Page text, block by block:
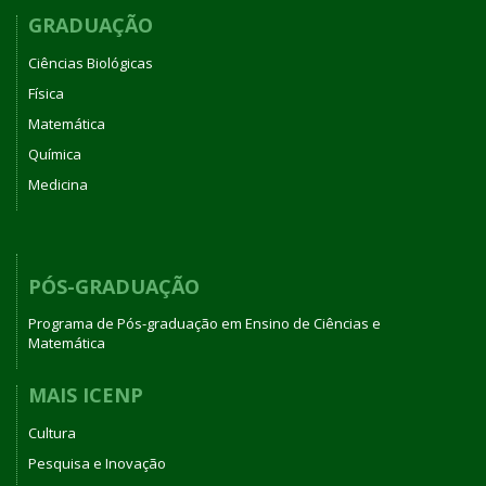
GRADUAÇÃO
Ciências Biológicas
Física
Matemática
Química
Medicina
PÓS-GRADUAÇÃO
Programa de Pós-graduação em Ensino de Ciências e
Matemática
MAIS ICENP
Cultura
Pesquisa e Inovação